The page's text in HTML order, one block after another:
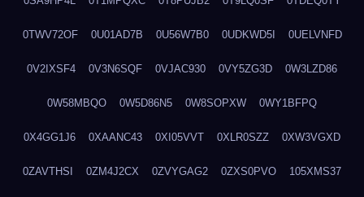
0TWV72OF 0U01AD7B 0U56W7B0 0UDKWD5I 0UELVNFD
0V2IXSF4 0V3N6SQF 0VJAC930 0VY5ZG3D 0W3LZD86
0W58MBQO 0W5D86N5 0W8SOPXW 0WY1BFPQ
0X4GG1J6 0XAANC43 0XI05VVT 0XLR0SZZ 0XW3VGXD
0ZAVTHSI 0ZM4J2CX 0ZVYGAG2 0ZXS0PVO 105XMS37